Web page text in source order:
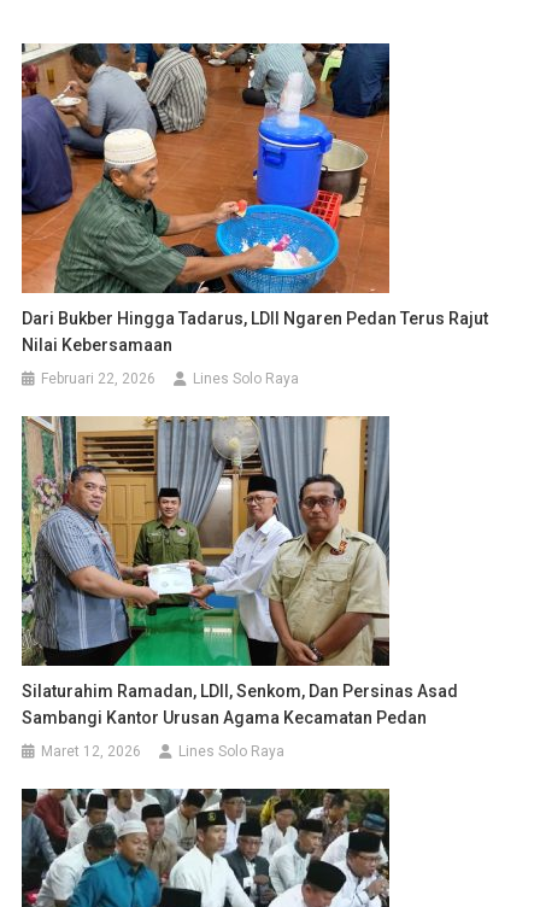
Dari Bukber Hingga Tadarus, LDII Ngaren Pedan Terus Rajut
Nilai Kebersamaan
Februari 22, 2026 Lines Solo Raya
Silaturahim Ramadan, LDII, Senkom, Dan Persinas Asad
Sambangi Kantor Urusan Agama Kecamatan Pedan
Maret 12, 2026 Lines Solo Raya